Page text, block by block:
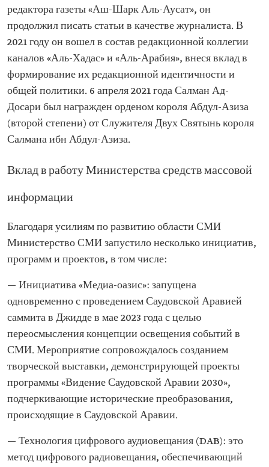
редактора газеты «Аш-Шарк Аль-Аусат», он
продолжил писать статьи в качестве журналиста. В
2021 году он вошел в состав редакционной коллегии
каналов «Аль-Хадас» и «Аль-Арабия», внеся вклад в
формирование их редакционной идентичности и
общей политики. 6 апреля 2021 года Салман Ад-
Досари был награжден орденом короля Абдул-Азиза
(второй степени) от Служителя Двух Святынь короля
Салмана ибн Абдул-Азиза.
Вклад в работу Министерства средств массовой
информации
Благодаря усилиям по развитию области СМИ
Министерство СМИ запустило несколько инициатив,
программ и проектов, в том числе:
— Инициатива «Медиа-оазис»: запущена
одновременно с проведением Саудовской Аравией
саммита в Джидде в мае 2023 года с целью
переосмысления концепции освещения событий в
СМИ. Мероприятие сопровождалось созданием
творческой выставки, демонстрирующей проекты
программы «Видение Саудовской Аравии 2030»,
подчеркивающие исторические преобразования,
происходящие в Саудовской Аравии.
— Технология цифрового аудиовещания (DAB): это
метод цифрового радиовещания, обеспечивающий